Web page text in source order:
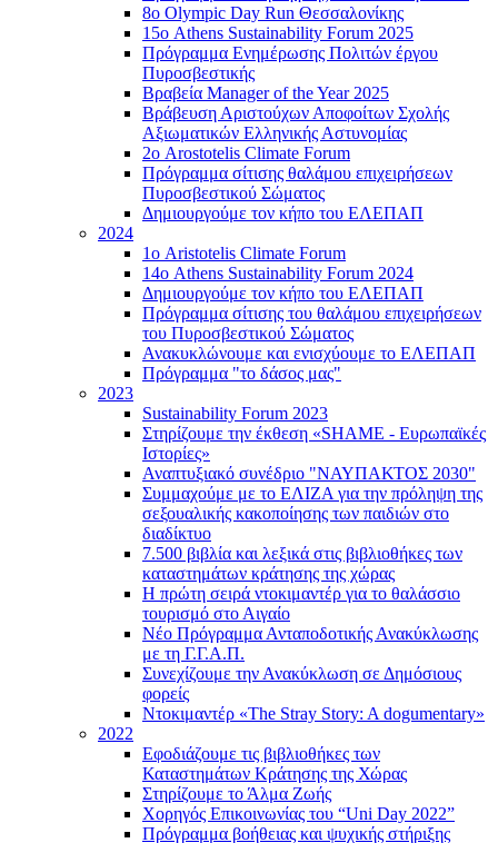
8ο Olympic Day Run Θεσσαλονίκης
15ο Athens Sustainability Forum 2025
Πρόγραμμα Ενημέρωσης Πολιτών έργου
Πυροσβεστικής
Βραβεία Manager of the Year 2025
Βράβευση Αριστούχων Αποφοίτων Σχολής
Αξιωματικών Ελληνικής Αστυνομίας
2ο Arostotelis Climate Forum
Πρόγραμμα σίτισης θαλάμου επιχειρήσεων
Πυροσβεστικού Σώματος
Δημιουργούμε τον κήπο του ΕΛΕΠΑΠ
2024
1ο Aristotelis Climate Forum
14ο Athens Sustainability Forum 2024
Δημιουργούμε τον κήπο του ΕΛΕΠΑΠ
Πρόγραμμα σίτισης του θαλάμου επιχειρήσεων
του Πυροσβεστικού Σώματος
Ανακυκλώνουμε και ενισχύουμε το ΕΛΕΠΑΠ
Πρόγραμμα "το δάσος μας"
2023
Sustainability Forum 2023
Στηρίζουμε την έκθεση «SHAME - Ευρωπαϊκές
Ιστορίες»
Αναπτυξιακό συνέδριο "ΝΑΥΠΑΚΤΟΣ 2030"
Συμμαχούμε με το ΕΛΙΖΑ για την πρόληψη της
σεξουαλικής κακοποίησης των παιδιών στο
διαδίκτυο
7.500 βιβλία και λεξικά στις βιβλιοθήκες των
καταστημάτων κράτησης της χώρας
Η πρώτη σειρά ντοκιμαντέρ για το θαλάσσιο
τουρισμό στο Αιγαίο
Νέο Πρόγραμμα Ανταποδοτικής Ανακύκλωσης
με τη Γ.Γ.Α.Π.
Συνεχίζουμε την Ανακύκλωση σε Δημόσιους
φορείς
Ντοκιμαντέρ «The Stray Story: A dogumentary»
2022
Εφοδιάζουμε τις βιβλιοθήκες των
Καταστημάτων Κράτησης της Χώρας
Στηρίζουμε το Άλμα Ζωής
Χορηγός Επικοινωνίας του “Uni Day 2022”
Πρόγραμμα βοήθειας και ψυχικής στήριξης